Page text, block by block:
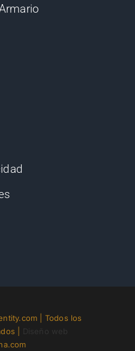
| Todos los
|